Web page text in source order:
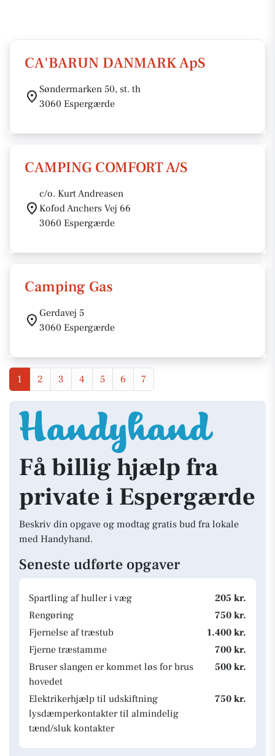
CA'BARUN DANMARK ApS
Søndermarken 50, st. th
3060 Espergærde
CAMPING COMFORT A/S
c/o. Kurt Andreasen
Kofod Anchers Vej 66
3060 Espergærde
Camping Gas
Gerdavej 5
3060 Espergærde
1 2 3 4 5 6 7
Få billig hjælp fra
private i Espergærde
Beskriv din opgave og modtag gratis bud fra lokale
med Handyhand.
Seneste udførte opgaver
Spartling af huller i væg
205 kr.
Rengøring
750 kr.
Fjernelse af træstub
1.400 kr.
Fjerne træstamme
700 kr.
Bruser slangen er kommet løs for brus
hovedet
500 kr.
Elektrikerhjælp til udskiftning
lysdæmperkontakter til almindelig
tænd/sluk kontakter
750 kr.